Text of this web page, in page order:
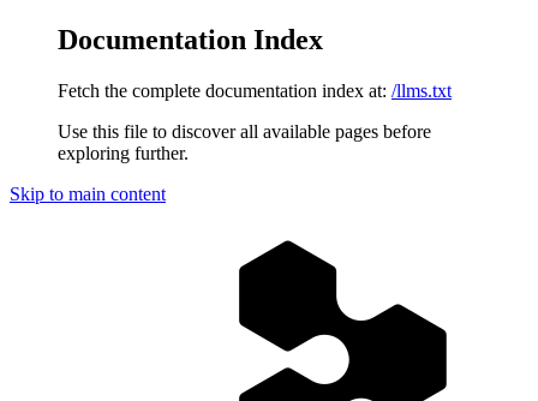
Documentation Index
Fetch the complete documentation index at: /llms.txt
Use this file to discover all available pages before
exploring further.
Skip to main content